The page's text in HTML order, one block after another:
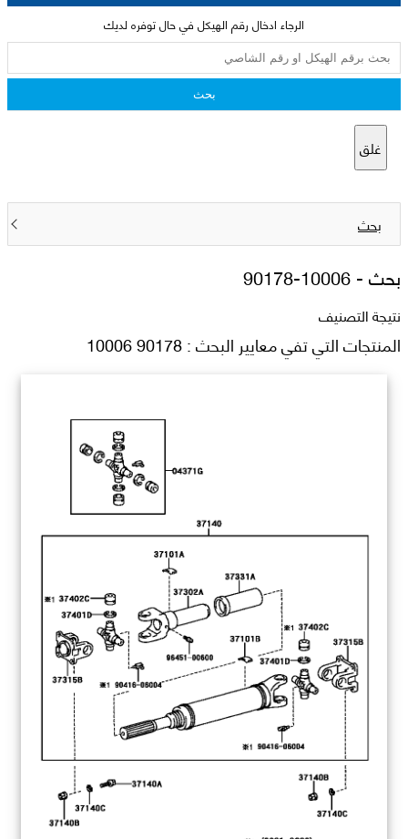
الرجاء ادخال رقم الهيكل في حال توفره لديك
بحث
غلق
بحث
بحث -90178-10006
نتيجة التصنيف
المنتجات التي تفي معايير البحث : 90178 10006